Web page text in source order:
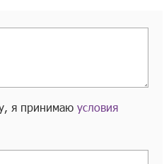
я принимаюусловия